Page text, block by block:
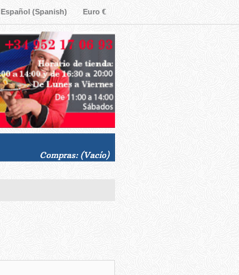
Euro €
Español (Spanish)
Compras: (Vacío)